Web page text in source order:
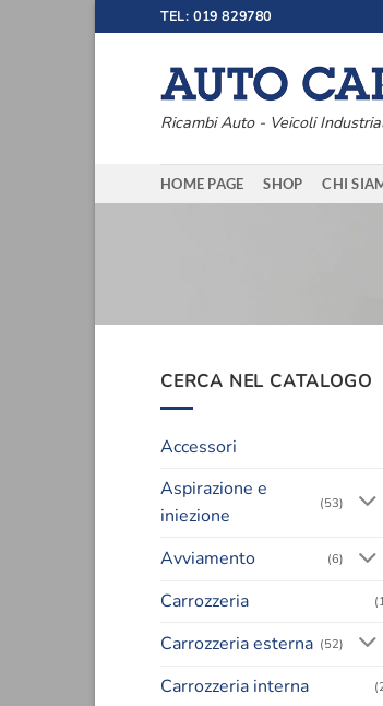
ai
TEL: 019 829780
Ricambi Auto - Veicoli
HOME PAGE SHOP CHI
CERCA NEL CATALOGO
Accessori
Aspirazione e
iniezione
(53)
Avviamento (6)
Carrozzeria
Carrozzeria esterna (52)
Carrozzeria interna